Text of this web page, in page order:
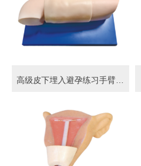
高级皮下埋入避孕练习手臂模型